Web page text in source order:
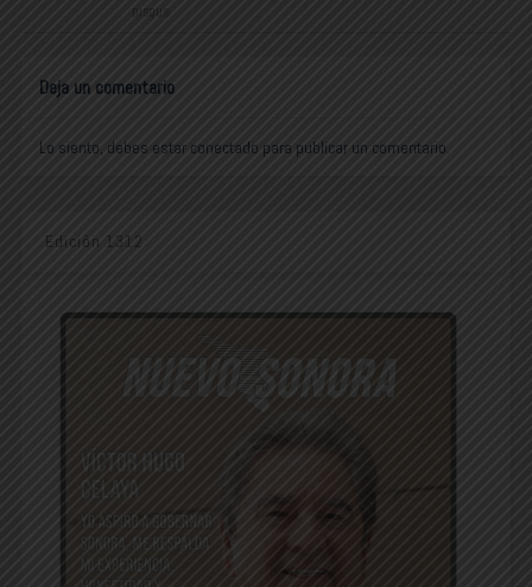
DISQUS:
Deja un comentario
Lo siento, debes estar conectado para publicar un comentario.
Edición 1312